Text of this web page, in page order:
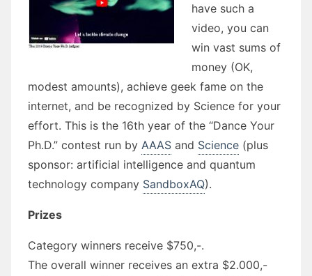
have such a
video, you can
win vast sums of
money (OK,
modest amounts), achieve geek fame on the
internet, and be recognized by Science for your
effort. This is the 16th year of the “Dance Your
Ph.D.” contest run by AAAS and Science (plus
sponsor: artificial intelligence and quantum
technology company SandboxAQ).
Prizes
Category winners receive $750,-.
The overall winner receives an extra $2.000,-